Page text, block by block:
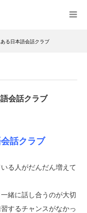
る日本語会話クラブ
会話クラブ
話クラブ
る人がだんだん増えて
緒に話し合うのが大切
するチャンスがなかっ